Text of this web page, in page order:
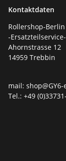
Kontaktdaten
Rollershop-Berlin
-Ersatzteilservice-
Ahornstrasse 12
14959 Trebbin
mail:
Tel.: +49